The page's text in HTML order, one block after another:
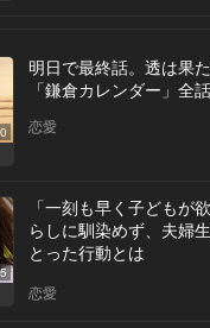
明日で最終話。透は果
「鎌倉カレンダー」全
恋愛
「一刻も早く子どもが
らしに馴染めず、夫婦
とった行動とは
恋愛